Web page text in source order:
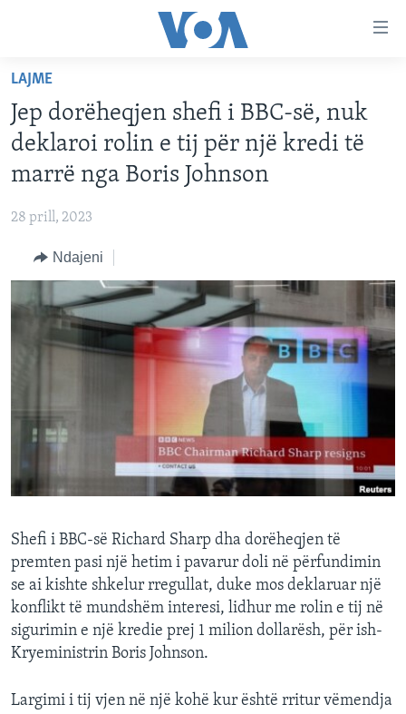
faqen
kryesore
Kalo
tek
faqja
Kalo
kërkimi
FAQJA KRYESORE
KATEGORITË
AMERIKA
EVROPA
BOTA
MJEDISI
KULTURË
SHKENCË DHE TEKNOLOGJI
INTERVISTA
Learning English
FOLLOW US
Gjuhët
LAJME
Jep dorëheqjen shefi i BBC-së, nuk
deklaroi rolin e tij për një kredi të
marrë nga Boris Johnson
28 prill, 2023
Ndajeni
Shefi i BBC-së Richard Sharp dha dorëheqjen të
premten pasi një hetim i pavarur doli në përfundimin
se ai kishte shkelur rregullat, duke mos deklaruar një
konflikt të mundshëm interesi, lidhur me rolin e tij në
sigurimin e një kredie prej 1 milion dollarësh, për ish-
Kryeministrin Boris Johnson.
Largimi i tij vjen në një kohë kur është rritur vëmendja